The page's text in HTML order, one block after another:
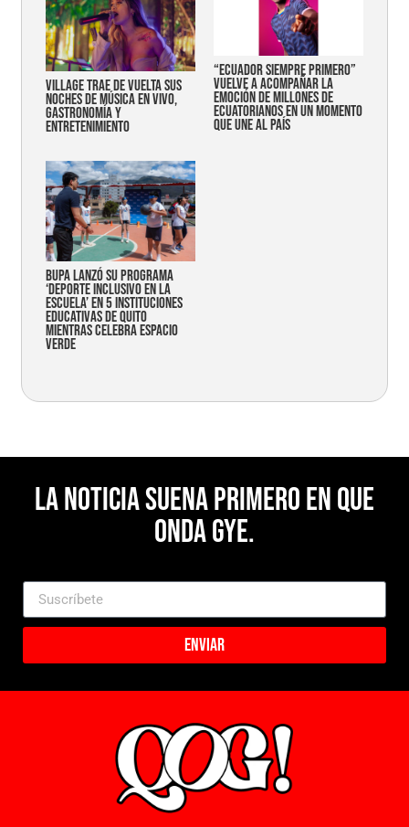
Village trae de vuelta sus
noches de música en vivo,
gastronomía y
entretenimiento
“Ecuador siempre primero”
vuelve a acompañar la
emoción de millones de
ecuatorianos en un momento
que une al país
Bupa lanzó su programa
‘Deporte Inclusivo en la
Escuela’ en 5 instituciones
educativas de Quito
mientras celebra espacio
verde
La noticia suena primero en Que
Onda Gye.
Enviar